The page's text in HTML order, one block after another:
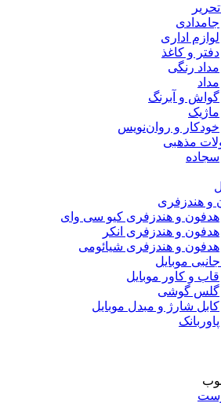
جامدادی
لوازم اداری
دفتر و کاغذ
مداد رنگی
مداد
گواش و آبرنگ
ماژیک
خودکار و روان‌نویس
مذهبی
سجاده
و هندزفری
هدفون و هندزفری کیو سی وای
هدفون و هندزفری انکر
هدفون و هندزفری شیائومی
موبایل
قاب و کاور موبایل
گلس گوشی
کابل شارژ و مبدل موبایل
پاوربانک